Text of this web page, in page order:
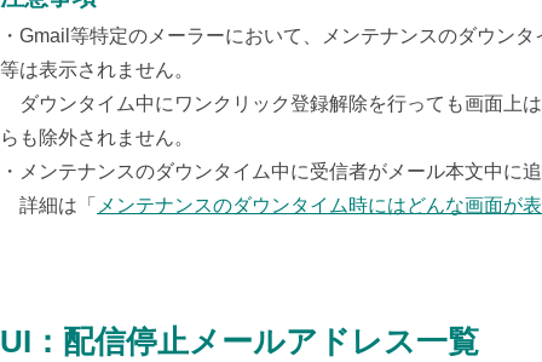
・ Gmail等特定のメーラーにおいて、メンテナンスのダウン
等は表示されません。
ダウンタイム中にワンクリック登録解除を行っても画面上
らも除外されません。
・メンテナンスのダウンタイム中に受信者がメール本文中
詳細は「 メンテナンスのダウンタイム時にはどんな画面が
UI：配信停止メールアドレス一覧